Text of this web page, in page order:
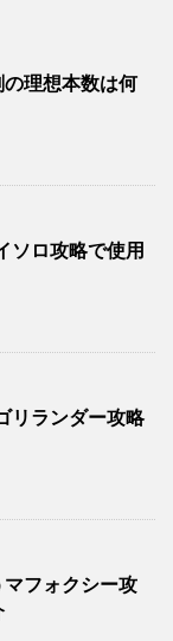
理想本数は何
ソロ攻略で使用
リランダー攻略
フォクシー攻